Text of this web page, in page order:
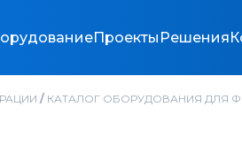
Проекты Решения
/ КАТАЛОГ ОБОРУДОВАНИЯ ДЛЯ